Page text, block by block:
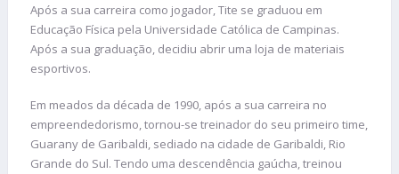
Após a sua carreira como jogador, Tite se graduou em
Educação Física pela Universidade Católica de Campinas.
Após a sua graduação, decidiu abrir uma loja de materiais
esportivos.
Em meados da década de 1990, após a sua carreira no
empreendedorismo, tornou-se treinador do seu primeiro time,
Guarany de Garibaldi, sediado na cidade de Garibaldi, Rio
Grande do Sul. Tendo uma descendência gaúcha, treinou